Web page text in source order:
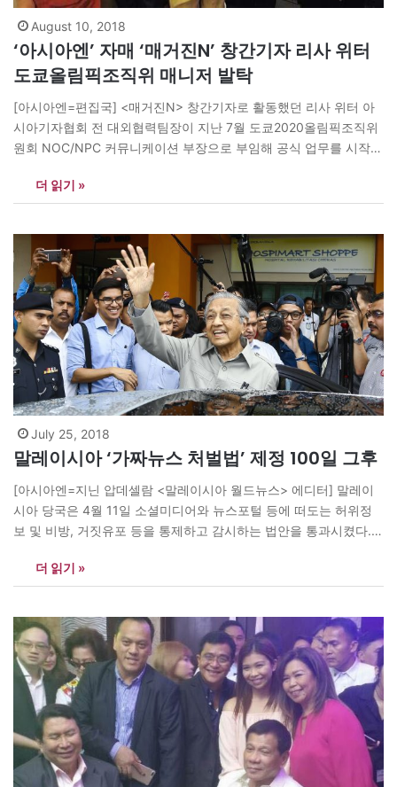
August 10, 2018
‘아시아엔’ 자매 ‘매거진N’ 창간기자 리사 위터
도쿄올림픽조직위 매니저 발탁
[아시아엔=편집국] <매거진N> 창간기자로 활동했던 리사 위터 아
시아기자협회 전 대외협력팀장이 지난 7월 도쿄2020올림픽조직위
원회 NOC/NPC 커뮤니케이션 부장으로 부임해 공식 업무를 시작했
스부에서 약 3년 동안 매니저로 활약하다 올초부터 도쿄조직위로부
터 ‘러브콜’을 받아왔다. 리사 부장은 2020년 도쿄하계올림픽과 장
활동하게 된다. 리사 부장은 2013년 5월 아시아기자협회에…
더 읽기 »
July 25, 2018
말레이시아 ‘가짜뉴스 처벌법’ 제정 100일 그후
[아시아엔=지닌 압데셀람 <말레이시아 월드뉴스> 에디터] 말레이
시아 당국은 4월 11일 소셜미디어와 뉴스포털 등에 떠도는 허위정
보 및 비방, 거짓유포 등을 통제하고 감시하는 법안을 통과시켰다.
받은 사람은 6년 징역형 또는 50만 링깃(약 1억 3500만원)의 벌금
형에 처해지거나 징역 및 벌금형을 모두 받게 된다. 또한 이같은 행
더 읽기 »